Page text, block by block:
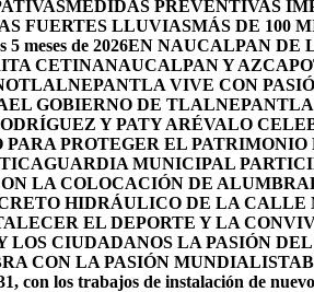
MEDIDAS PREVENTIVAS
FUERTES LLUVIASMÁS DE 100
meses de 2026EN NAUCALPAN DE
CETINANAUCALPAN Y
TLALNEPANTLA VIVE CON
EL GOBIERNO DE
Y PATY ARÉVALO
PROTEGER EL
GUARDIA MUNICIPAL
LA COLOCACIÓN DE
HIDRÁULICO DE LA
EL DEPORTE Y LA
LOS CIUDADANOS LA PASIÓN
CON LA PASIÓN MUNDIALISTA
con los trabajos de instalación de